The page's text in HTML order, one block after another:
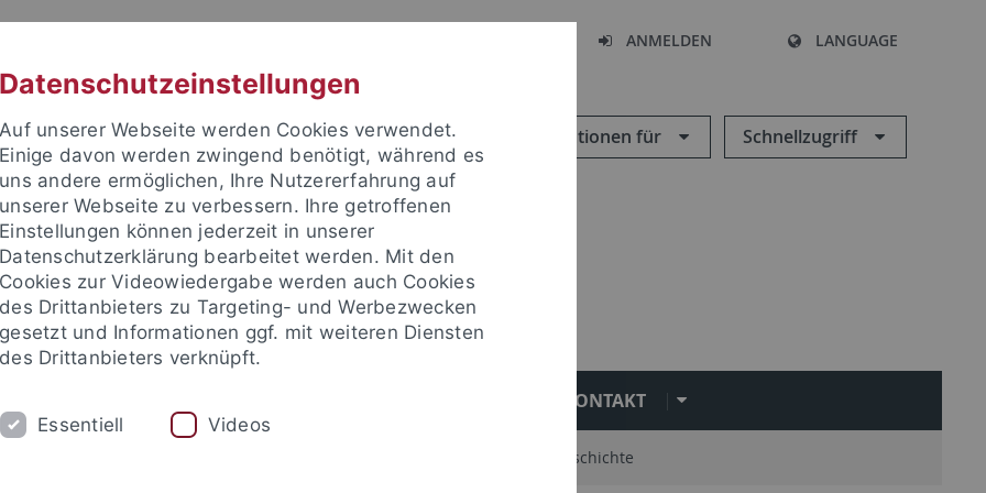
ANMELDEN LANGUAGE
Informationen für Schnellzugriff
Fakultät
KONTAKT
Geschichte
Datenschutzeinstellungen
Auf unserer Webseite werden Cookies verwendet.
Einige davon werden zwingend benötigt, während es
uns andere ermöglichen, Ihre Nutzererfahrung auf
unserer Webseite zu verbessern. Ihre getroffenen
Einstellungen können jederzeit in unserer
Datenschutzerklärung bearbeitet werden. Mit den
Cookies zur Videowiedergabe werden auch Cookies
des Drittanbieters zu Targeting- und Werbezwecken
gesetzt und Informationen ggf. mit weiteren Diensten
des Drittanbieters verknüpft.
Essentiell Videos